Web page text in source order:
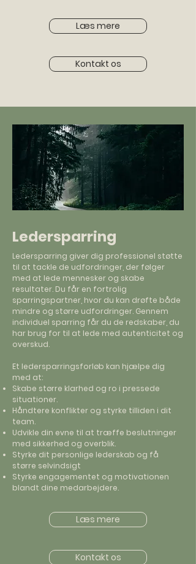
Læs mere
Kontakt os
Ledersparring
Ledersparring giver dig professionel støtte
til at tackle de udfordringer, der følger
med at lede mennesker og skabe
resultater. Du får en fortrolig
sparringspartner, hvor du kan drøfte både
mindre og større udfordringer. Gennem
individuel sparring får du de redskaber, du
har brug for til at lede med autenticitet og
overskud.
Et ledersparringsforløb kan hjælpe dig
med at:
Skabe større klarhed og ro i pressede
situationer.
Håndtere konflikter og styrke tilliden i dit
team.
Udvikle din evne til at træffe beslutninger
med sikkerhed og overblik.
Styrke dit personlige lederskab og få
større selvindsigt
Styrke engagementet og motivationen
blandt dine medarbejdere.
Læs mere
Kontakt os